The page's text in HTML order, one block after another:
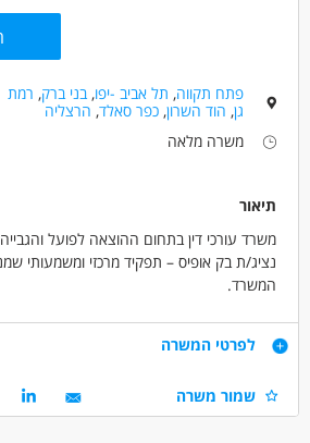
פתח תקווה, תל אביב -יפו,בני ברק, רמת
גן, הוד השרון,כפר סאלד, הרצליה
משרה מלאה
תיאור
משרד עורכי דין בתחום ההוצאה לפועל
נציג/ת בק אופיס – תפקיד מרכזי ומשמעותי
המשרד.
משרה מלאה בפתח תקווה – נגיש לתחבורה
שכר מתגמל – 50 ₪ לשעה
משרה מלאה (אפשרות לגמישות בשעות
דרישות
ניסיון קודם בבק אופיס / אדמיניסטרציה במשרד
משמעותי
לפרטי המשרה
שמור משרה